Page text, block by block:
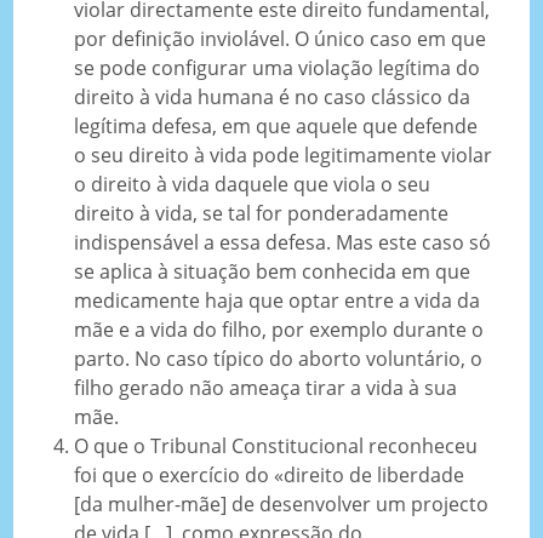
violar directamente este direito fundamental,
por definição inviolável. O único caso em que
se pode configurar uma violação legítima do
direito à vida humana é no caso clássico da
legítima defesa, em que aquele que defende
o seu direito à vida pode legitimamente violar
o direito à vida daquele que viola o seu
direito à vida, se tal for ponderadamente
indispensável a essa defesa. Mas este caso só
se aplica à situação bem conhecida em que
medicamente haja que optar entre a vida da
mãe e a vida do filho, por exemplo durante o
parto. No caso típico do aborto voluntário, o
filho gerado não ameaça tirar a vida à sua
mãe.
O que o Tribunal Constitucional reconheceu
foi que o exercício do «direito de liberdade
[da mulher-mãe] de desenvolver um projecto